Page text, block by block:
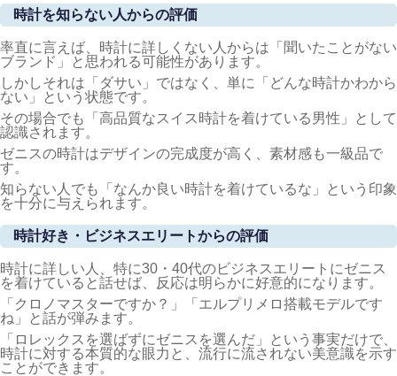
時計を知らない人からの評価
率直に言えば、時計に詳しくない人からは「聞いたことがない
ブランド」と思われる可能性があります。
しかしそれは「ダサい」ではなく、単に「どんな時計かわから
ない」という状態です。
その場合でも「高品質なスイス時計を着けている男性」として
認識されます。
ゼニスの時計はデザインの完成度が高く、素材感も一級品で
す。
知らない人でも「なんか良い時計を着けているな」という印象
を十分に与えられます。
時計好き・ビジネスエリートからの評価
時計に詳しい人、特に30・40代のビジネスエリートにゼニス
を着けていると話せば、反応は明らかに好意的になります。
「クロノマスターですか？」「エルプリメロ搭載モデルです
ね」と話が弾みます。
「ロレックスを選ばずにゼニスを選んだ」という事実だけで、
時計に対する本質的な眼力と、流行に流されない美意識を示す
ことができます。